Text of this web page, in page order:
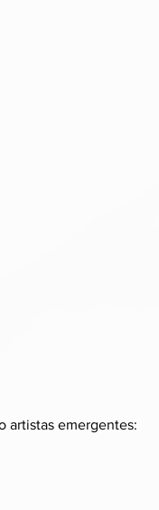
artistas emergentes: